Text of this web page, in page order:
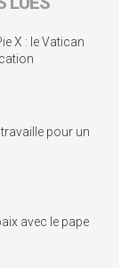
X : le Vatican
pour un
avec le pape